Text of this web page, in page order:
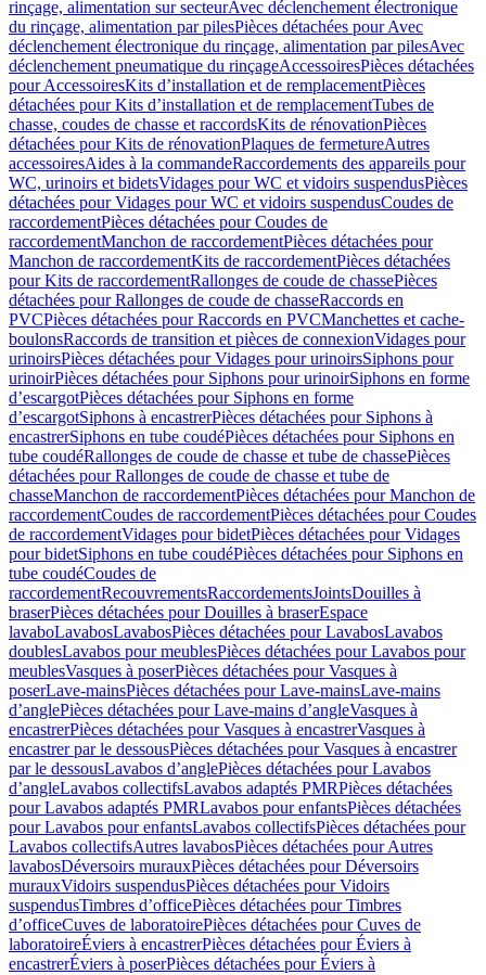
rinçage, alimentation sur secteurAvec déclenchement électronique
du rinçage, alimentation par pilesPièces détachées pour Avec
déclenchement électronique du rinçage, alimentation par pilesAvec
déclenchement pneumatique du rinçageAccessoiresPièces détachées
pour AccessoiresKits d’installation et de remplacementPièces
détachées pour Kits d’installation et de remplacementTubes de
chasse, coudes de chasse et raccordsKits de rénovationPièces
détachées pour Kits de rénovationPlaques de fermetureAutres
accessoiresAides à la commandeRaccordements des appareils pour
WC, urinoirs et bidetsVidages pour WC et vidoirs suspendusPièces
détachées pour Vidages pour WC et vidoirs suspendusCoudes de
raccordementPièces détachées pour Coudes de
raccordementManchon de raccordementPièces détachées pour
Manchon de raccordementKits de raccordementPièces détachées
pour Kits de raccordementRallonges de coude de chassePièces
détachées pour Rallonges de coude de chasseRaccords en
PVCPièces détachées pour Raccords en PVCManchettes et cache-
boulonsRaccords de transition et pièces de connexionVidages pour
urinoirsPièces détachées pour Vidages pour urinoirsSiphons pour
urinoirPièces détachées pour Siphons pour urinoirSiphons en forme
d’escargotPièces détachées pour Siphons en forme
d’escargotSiphons à encastrerPièces détachées pour Siphons à
encastrerSiphons en tube coudéPièces détachées pour Siphons en
tube coudéRallonges de coude de chasse et tube de chassePièces
détachées pour Rallonges de coude de chasse et tube de
chasseManchon de raccordementPièces détachées pour Manchon de
raccordementCoudes de raccordementPièces détachées pour Coudes
de raccordementVidages pour bidetPièces détachées pour Vidages
pour bidetSiphons en tube coudéPièces détachées pour Siphons en
tube coudéCoudes de
raccordementRecouvrementsRaccordementsJointsDouilles à
braserPièces détachées pour Douilles à braserEspace
lavaboLavabosLavabosPièces détachées pour LavabosLavabos
doublesLavabos pour meublesPièces détachées pour Lavabos pour
meublesVasques à poserPièces détachées pour Vasques à
poserLave-mainsPièces détachées pour Lave-mainsLave-mains
d’anglePièces détachées pour Lave-mains d’angleVasques à
encastrerPièces détachées pour Vasques à encastrerVasques à
encastrer par le dessousPièces détachées pour Vasques à encastrer
par le dessousLavabos d’anglePièces détachées pour Lavabos
d’angleLavabos collectifsLavabos adaptés PMRPièces détachées
pour Lavabos adaptés PMRLavabos pour enfantsPièces détachées
pour Lavabos pour enfantsLavabos collectifsPièces détachées pour
Lavabos collectifsAutres lavabosPièces détachées pour Autres
lavabosDéversoirs murauxPièces détachées pour Déversoirs
murauxVidoirs suspendusPièces détachées pour Vidoirs
suspendusTimbres dʼofficePièces détachées pour Timbres
dʼofficeCuves de laboratoirePièces détachées pour Cuves de
laboratoireÉviers à encastrerPièces détachées pour Éviers à
encastrerÉviers à poserPièces détachées pour Éviers à